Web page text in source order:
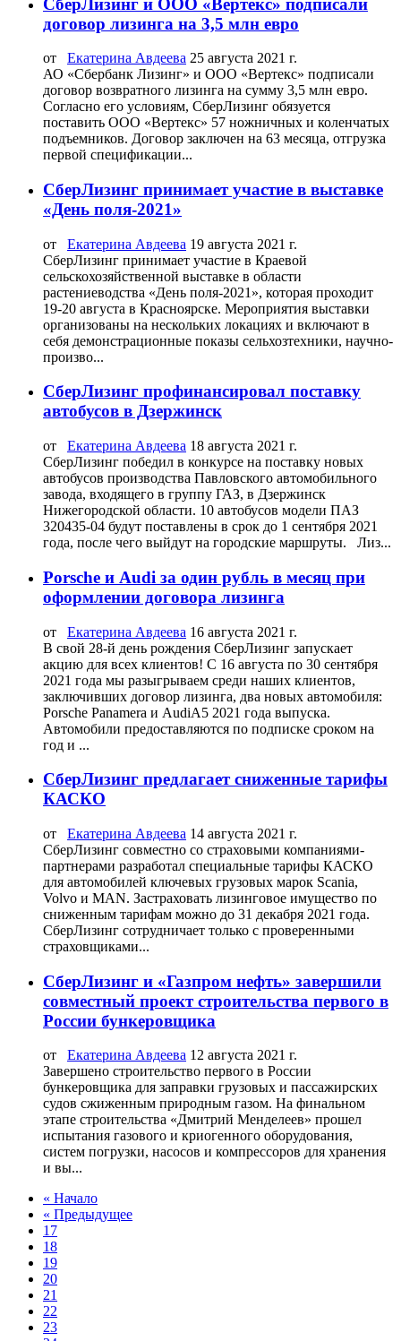
договор лизинга на 3,5 млн евро
от Екатерина Авдеева 25 августа 2021 г.
АО «Сбербанк Лизинг» и ООО «Вертекс» подписали
договор возвратного лизинга на сумму 3,5 млн евро.
Согласно его условиям, СберЛизинг обязуется
поставить ООО «Вертекс» 57 ножничных и коленчатых
подъемников. Договор заключен на 63 месяца, отгрузка
первой спецификации...
СберЛизинг принимает участие в выставке
«День поля-2021»
от Екатерина Авдеева 19 августа 2021 г.
СберЛизинг принимает участие в Краевой
сельскохозяйственной выставке в области
растениеводства «День поля-2021», которая проходит
19-20 августа в Красноярске. Мероприятия выставки
организованы на нескольких локациях и включают в
себя демонстрационные показы сельхозтехники, научно-
произво...
СберЛизинг профинансировал поставку
автобусов в Дзержинск
от Екатерина Авдеева 18 августа 2021 г.
СберЛизинг победил в конкурсе на поставку новых
автобусов производства Павловского автомобильного
завода, входящего в группу ГАЗ, в Дзержинск
Нижегородской области. 10 автобусов модели ПАЗ
320435-04 будут поставлены в срок до 1 сентября 2021
года, после чего выйдут на городские маршруты. Лиз...
Porsсhe и Audi за один рубль в месяц при
оформлении договора лизинга
от Екатерина Авдеева 16 августа 2021 г.
В свой 28-й день рождения СберЛизинг запускает
акцию для всех клиентов! С 16 августа по 30 сентября
2021 года мы разыгрываем среди наших клиентов,
заключивших договор лизинга, два новых автомобиля:
Porsсhe Panamera и AudiA5 2021 года выпуска.
Автомобили предоставляются по подписке сроком на
год и ...
СберЛизинг предлагает сниженные тарифы
КАСКО
от Екатерина Авдеева 14 августа 2021 г.
СберЛизинг совместно со страховыми компаниями-
партнерами разработал специальные тарифы КАСКО
для автомобилей ключевых грузовых марок Scania,
Volvo и MAN. Застраховать лизинговое имущество по
сниженным тарифам можно до 31 декабря 2021 года.
СберЛизинг сотрудничает только с проверенными
страховщиками...
СберЛизинг и «Газпром нефть» завершили
совместный проект строительства первого в
России бункеровщика
от Екатерина Авдеева 12 августа 2021 г.
Завершено строительство первого в России
бункеровщика для заправки грузовых и пассажирских
судов сжиженным природным газом. На финальном
этапе строительства «Дмитрий Менделеев» прошел
испытания газового и криогенного оборудования,
систем погрузки, насосов и компрессоров для хранения
и вы...
« Начало
« Предыдущее
17
18
19
20
21
22
23